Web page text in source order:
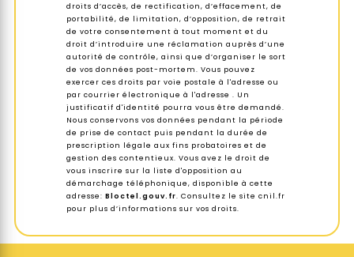
droits d’accès, de rectification, d’effacement, de
portabilité, de limitation, d’opposition, de retrait
de votre consentement à tout moment et du
droit d’introduire une réclamation auprès d’une
autorité de contrôle, ainsi que d’organiser le sort
de vos données post-mortem. Vous pouvez
exercer ces droits par voie postale à l'adresse ou
par courrier électronique à l'adresse . Un
justificatif d'identité pourra vous être demandé.
Nous conservons vos données pendant la période
de prise de contact puis pendant la durée de
prescription légale aux fins probatoires et de
gestion des contentieux. Vous avez le droit de
vous inscrire sur la liste d'opposition au
démarchage téléphonique, disponible à cette
adresse:Bloctel.gouv.fr. Consultez le site cnil.fr
pour plus d’informations sur vos droits.